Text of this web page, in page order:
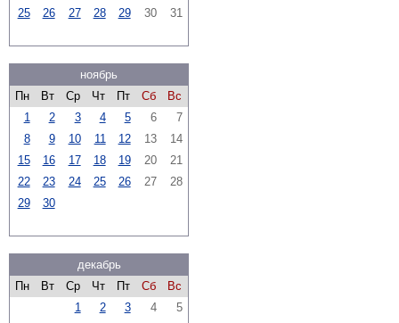
25
26 27 28 29 30 31
ноябрь
Пн
Вт Ср Чт Пт Сб
Вс
1
2 3 4 5 6
7
8
9 10 11 12 13
14
15
16 17 18 19 20
21
22
23 24 25 26 27
28
29
30
декабрь
Пн
Вт Ср Чт Пт Сб
Вс
1
2 3 4
5